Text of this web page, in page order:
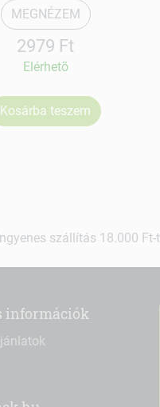
MEGNÉZEM
2979 Ft
Elérhetõ
Kosárba teszem
szállítás 18.000
információk